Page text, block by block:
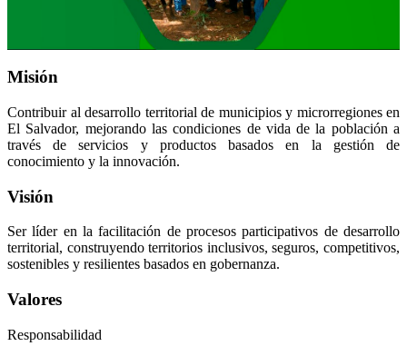
Misión
Contribuir al desarrollo territorial de municipios y microrregiones en
El Salvador, mejorando las condiciones de vida de la población a
través de servicios y productos basados en la gestión de
conocimiento y la innovación.
Visión
Ser líder en la facilitación de procesos participativos de desarrollo
territorial, construyendo territorios inclusivos, seguros, competitivos,
sostenibles y resilientes basados en gobernanza.
Valores
Responsabilidad